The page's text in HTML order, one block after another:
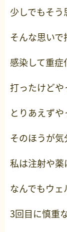
少しでもそ
そんな思いで
感染して重症
打ったけど
とりあえず
そのほうが
私は注射や
なんでもウ
3回目に慎重